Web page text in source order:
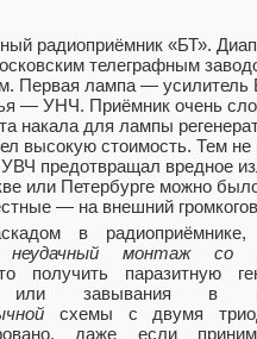
радиоприёмник «БТ».
телеграфным
Первая лампа — усилитель
— УНЧ. Приёмник очень
накала для лампы
высокую стоимость. Тем
предотвращал вредное
или Петербурге можно
— на внешний
в радиоприёмнике,
монтаж со
получить паразитную
или завывания в
схемы с двумя
даже если